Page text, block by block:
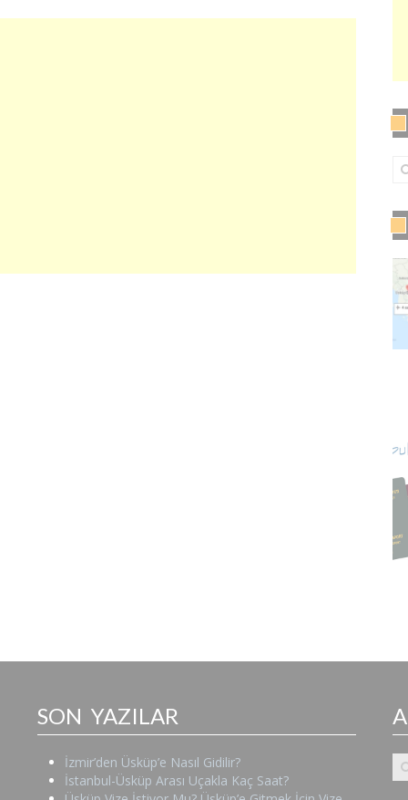
SON YAZILAR
İzmir’den Üsküp’e Nasıl Gidilir?
İstanbul-Üsküp Arası Uçakla Kaç Saat?